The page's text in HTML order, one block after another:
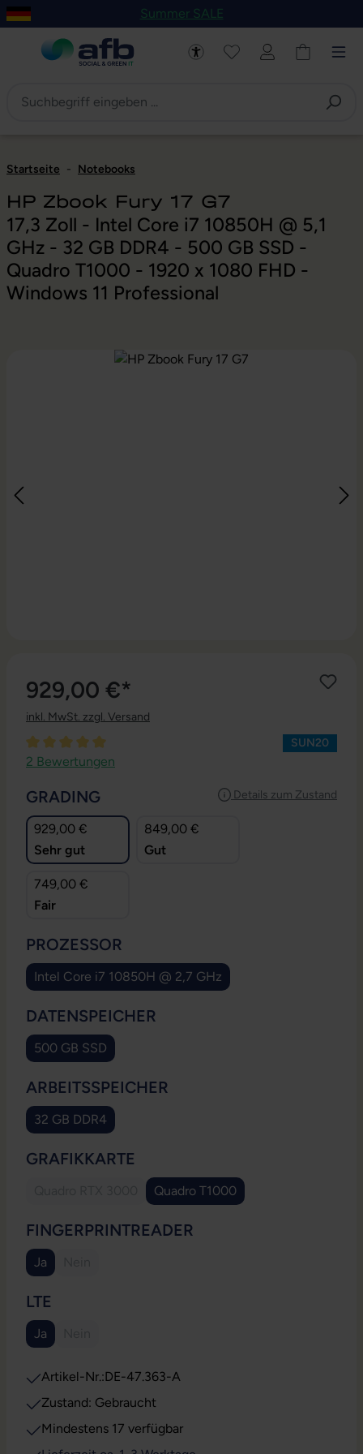
Hauptinhalt springen
Zur Navigation der B2B-Plattform springen
Summer SALE
Startseite - Notebooks
HP Zbook Fury 17 G7
17,3 Zoll - Intel Core i7 10850H @ 5,1
GHz - 32 GB DDR4 - 500 GB SSD -
Quadro T1000 - 1920 x 1080 FHD -
Windows 11 Professional
Bildergalerie überspringen
929,00 €*
inkl. MwSt. zzgl. Versand
Durchschnittliche Bewertung von 5 von 5 Sternen
2 Bewertungen
SUN20
Details zum Zustand
GRADING
929,00 €
Sehr gut
849,00 €
Gut
749,00 €
Fair
PROZESSOR
Intel Core i7 10850H @ 2,7 GHz
DATENSPEICHER
500 GB SSD
ARBEITSSPEICHER
32 GB DDR4
GRAFIKKARTE
(Diese Option ist zurzeit nicht verfügbar.)
Quadro T1000
FINGERPRINTREADER
Ja
LTE
Ja
Artikel-Nr.:DE-47.363-A
Zustand: Gebraucht
Mindestens 17 verfügbar